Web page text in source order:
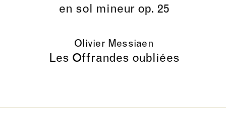
en sol mineur op. 25
Olivier Messiaen
Les Offrandes oubliées